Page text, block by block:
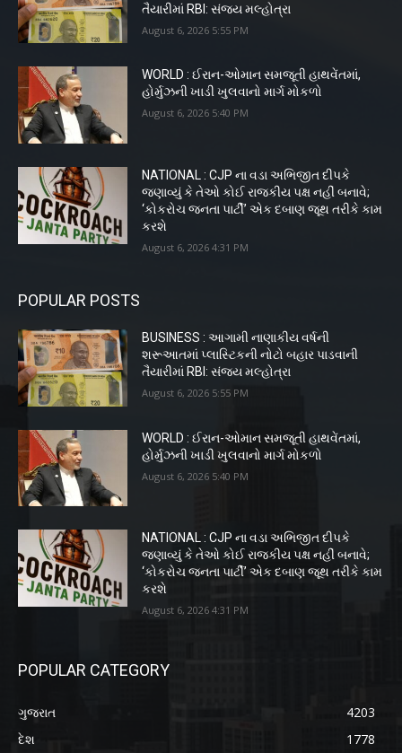
તૈયારીમાં RBI: સંજય મલ્હોત્રા
August 6, 2026 5:55 PM
WORLD : ઈરાન-ઓમાન સમજૂતી હાથવેંતમાં,
હોર્મુઝની ખાડી ખુલવાનો માર્ગ મોકળો
August 6, 2026 5:40 PM
NATIONAL : CJP ના વડા અભિજીત દીપકે
જણાવ્યું કે તેઓ કોઈ રાજકીય પક્ષ નહીં બનાવે;
‘કોકરોચ જનતા પાર્ટી’ એક દબાણ જૂથ તરીકે કામ
કરશે
August 6, 2026 4:31 PM
POPULAR POSTS
BUSINESS : આગામી નાણાકીય વર્ષની
શરૂઆતમાં પ્લાસ્ટિકની નોટો બહાર પાડવાની
તૈયારીમાં RBI: સંજય મલ્હોત્રા
August 6, 2026 5:55 PM
WORLD : ઈરાન-ઓમાન સમજૂતી હાથવેંતમાં,
હોર્મુઝની ખાડી ખુલવાનો માર્ગ મોકળો
August 6, 2026 5:40 PM
NATIONAL : CJP ના વડા અભિજીત દીપકે
જણાવ્યું કે તેઓ કોઈ રાજકીય પક્ષ નહીં બનાવે;
‘કોકરોચ જનતા પાર્ટી’ એક દબાણ જૂથ તરીકે કામ
કરશે
August 6, 2026 4:31 PM
POPULAR CATEGORY
ગુજરાત
4203
દેશ
1778